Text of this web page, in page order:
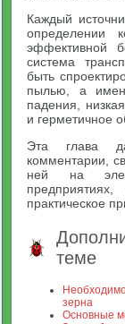
Каждый
определении
эффективной
система
быть
пылью, а
падения,
и герметичное
Эта глава
комментарии,
ней на
практическое
теме
зерна
Основные